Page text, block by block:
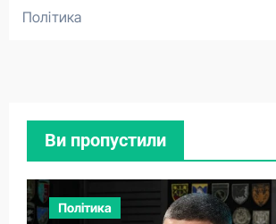
Політика
Ви пропустили
Політика